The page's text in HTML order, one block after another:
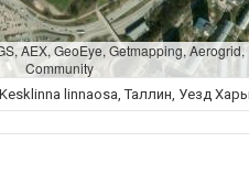
AEX, GeoEye, Getmapping, Aerogrid,
Community
linnaosa, Таллин, Уезд